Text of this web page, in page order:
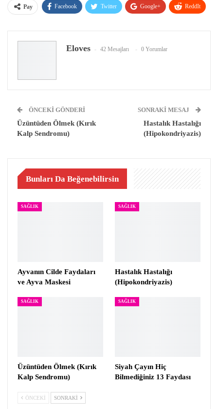
Pay Facebook Twitter Google+ ReddIt
Eloves 42 Mesajları 0 Yorumlar
ÖNCEKI GÖNDERI
Üzüntüden Ölmek (Kırık
Kalp Sendromu)
SONRAKI MESAJ
Hastalık Hastalığı
(Hipokondriyazis)
Bunları Da Beğenebilirsin
SAĞLIK
Ayvanın Cilde Faydaları
ve Ayva Maskesi
SAĞLIK
Hastalık Hastalığı
(Hipokondriyazis)
SAĞLIK
Üzüntüden Ölmek (Kırık
Kalp Sendromu)
SAĞLIK
Siyah Çayın Hiç
Bilmediğiniz 13 Faydası
ÖNCEKI SONRAKI